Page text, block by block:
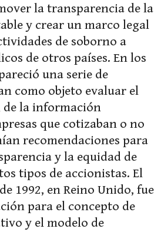
la transparencia de la
y crear un marco legal
de soborno a
de otros países. En los
una serie de
como objeto evaluar el
de la información
que cotizaban o no
recomendaciones para
y la equidad de
tipos de accionistas. El
1992, en Reino Unido, fue
para el concepto de
y el modelo de